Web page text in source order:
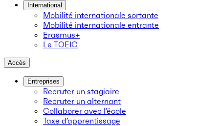
International
Mobilité internationale sortante
Mobilité internationale entrante
Erasmus+
Le TOEIC
Accès
Entreprises
Recruter un stagiaire
Recruter un alternant
Collaborer avec l’école
Taxe d’apprentissage